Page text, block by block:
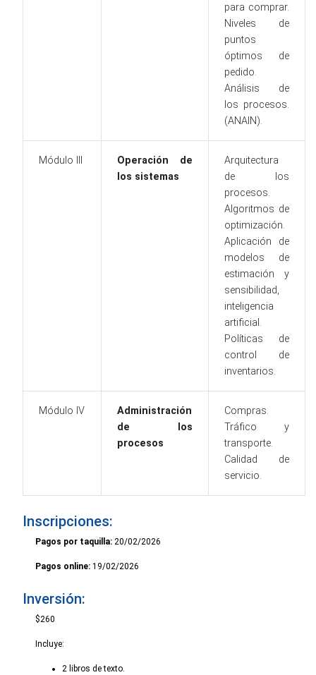
para comprar.
Niveles de
puntos
óptimos de
pedido.
Análisis de
los procesos.
(ANAIN).
Módulo III
Operación de
los sistemas
Arquitectura
de los
procesos.
Algoritmos de
optimización.
Aplicación de
modelos de
estimación y
sensibilidad,
inteligencia
artificial.
Políticas de
control de
inventarios.
Módulo IV
Administración
de los
procesos
Compras.
Tráfico y
transporte.
Calidad de
servicio.
Inscripciones:
Pagos por taquilla: 20/02/2026
Pagos online: 19/02/2026
Inversión:
$260
Incluye:
2 libros de texto.